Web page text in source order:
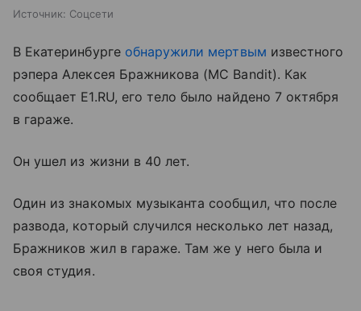
Источник: Соцсети
В Екатеринбурге обнаружили мертвым известного
рэпера Алексея Бражникова (MC Bandit). Как
сообщает E1.RU, его тело было найдено 7 октября
в гараже.
Он ушел из жизни в 40 лет.
Один из знакомых музыканта сообщил, что после
развода, который случился несколько лет назад,
Бражников жил в гараже. Там же у него была и
своя студия.